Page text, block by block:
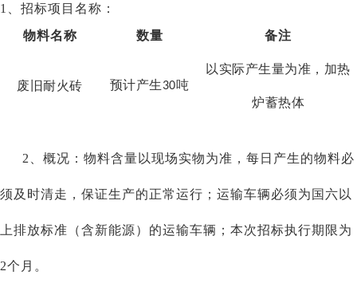
1、招标项目名称：
物料名称
数量 备注
废 旧耐火砖 预计产生30吨
以实际产生量为准，加热
炉蓄热体
2、概况：物料含量以现场实物为准，每日产生的物料必
须及时清走，保证生产的正常运行；运输车辆必须为国六以
上排放标准（含新能源）的运输车辆；本次招标执行期限为
2个月。